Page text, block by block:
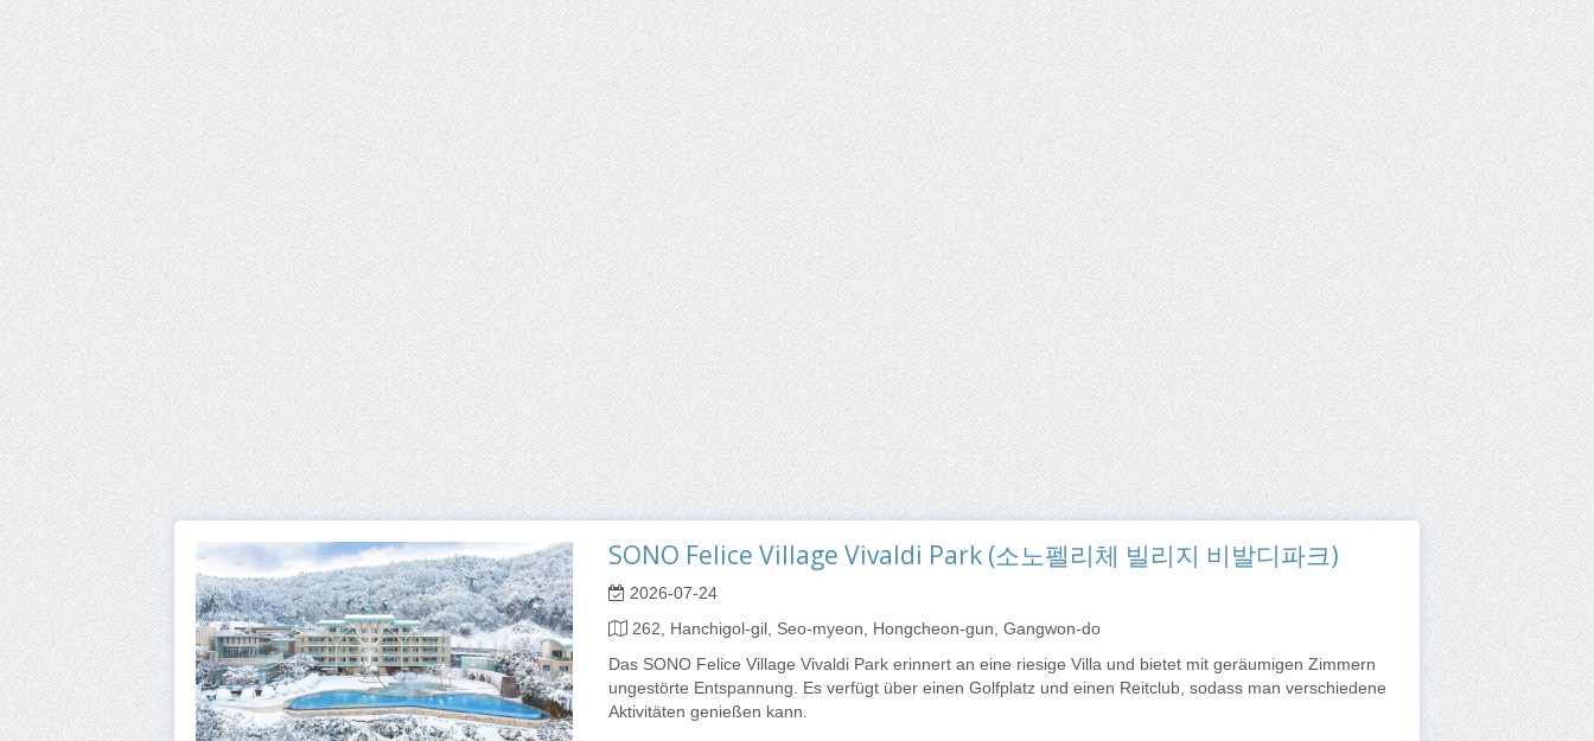
SONO Felice Village Vivaldi Park (소노펠리체 빌리지 비발디파크)
2026-07-24
262, Hanchigol-gil, Seo-myeon, Hongcheon-gun, Gangwon-do
Das SONO Felice Village Vivaldi Park erinnert an eine riesige Villa und bietet mit geräumigen Zimmern
ungestörte Entspannung. Es verfügt über einen Golfplatz und einen Reitclub, sodass man verschiedene
Aktivitäten genießen kann.